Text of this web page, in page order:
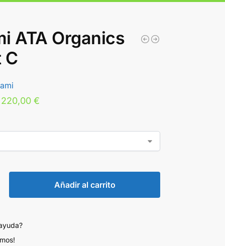
ATA Organics
C
220,00€
Añadir al carrito